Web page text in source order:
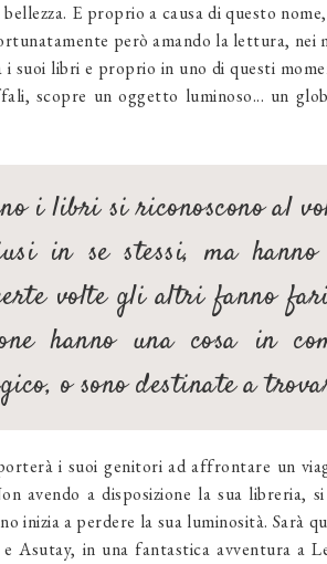
E proprio a causa di questo nome,
però amando la lettura, nei
suoi libri e proprio in uno di questi
scopre un oggetto luminoso... un
i libri si riconoscono al
in se stessi, ma
volte gli altri fanno
hanno una cosa in
o sono destinate a
i suoi genitori ad affrontare un
avendo a disposizione la sua libreria,
inizia a perdere la sua luminosità. Sarà
Asutay, in una fantastica avventura a